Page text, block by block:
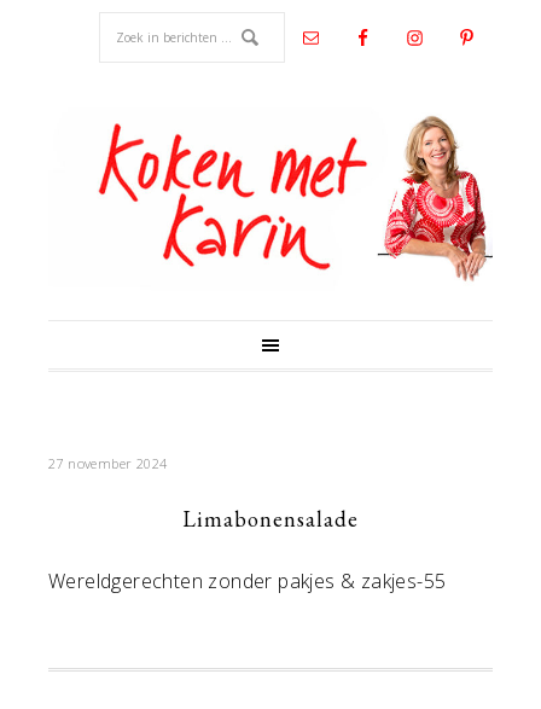
27 november 2024
Limabonensalade
Wereldgerechten zonder pakjes & zakjes-55